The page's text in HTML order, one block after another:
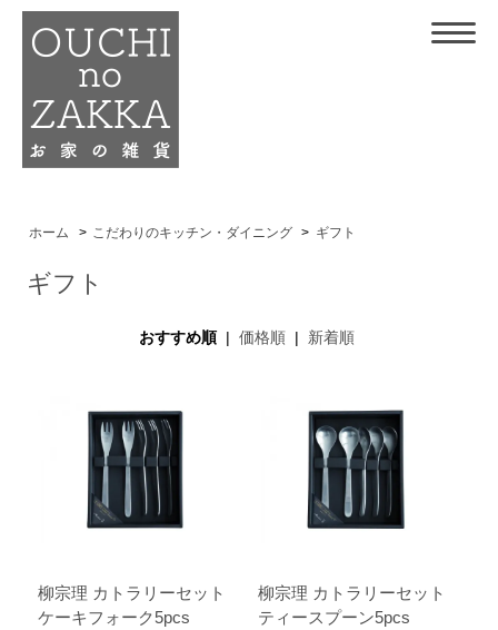
ホーム > こだわりのキッチン・ダイニング > ギフト
ギフト
おすすめ順| 価格順| 新着順
柳宗理 カトラリーセット
ケーキフォーク5pcs
柳宗理 カトラリーセット
ティースプーン5pcs